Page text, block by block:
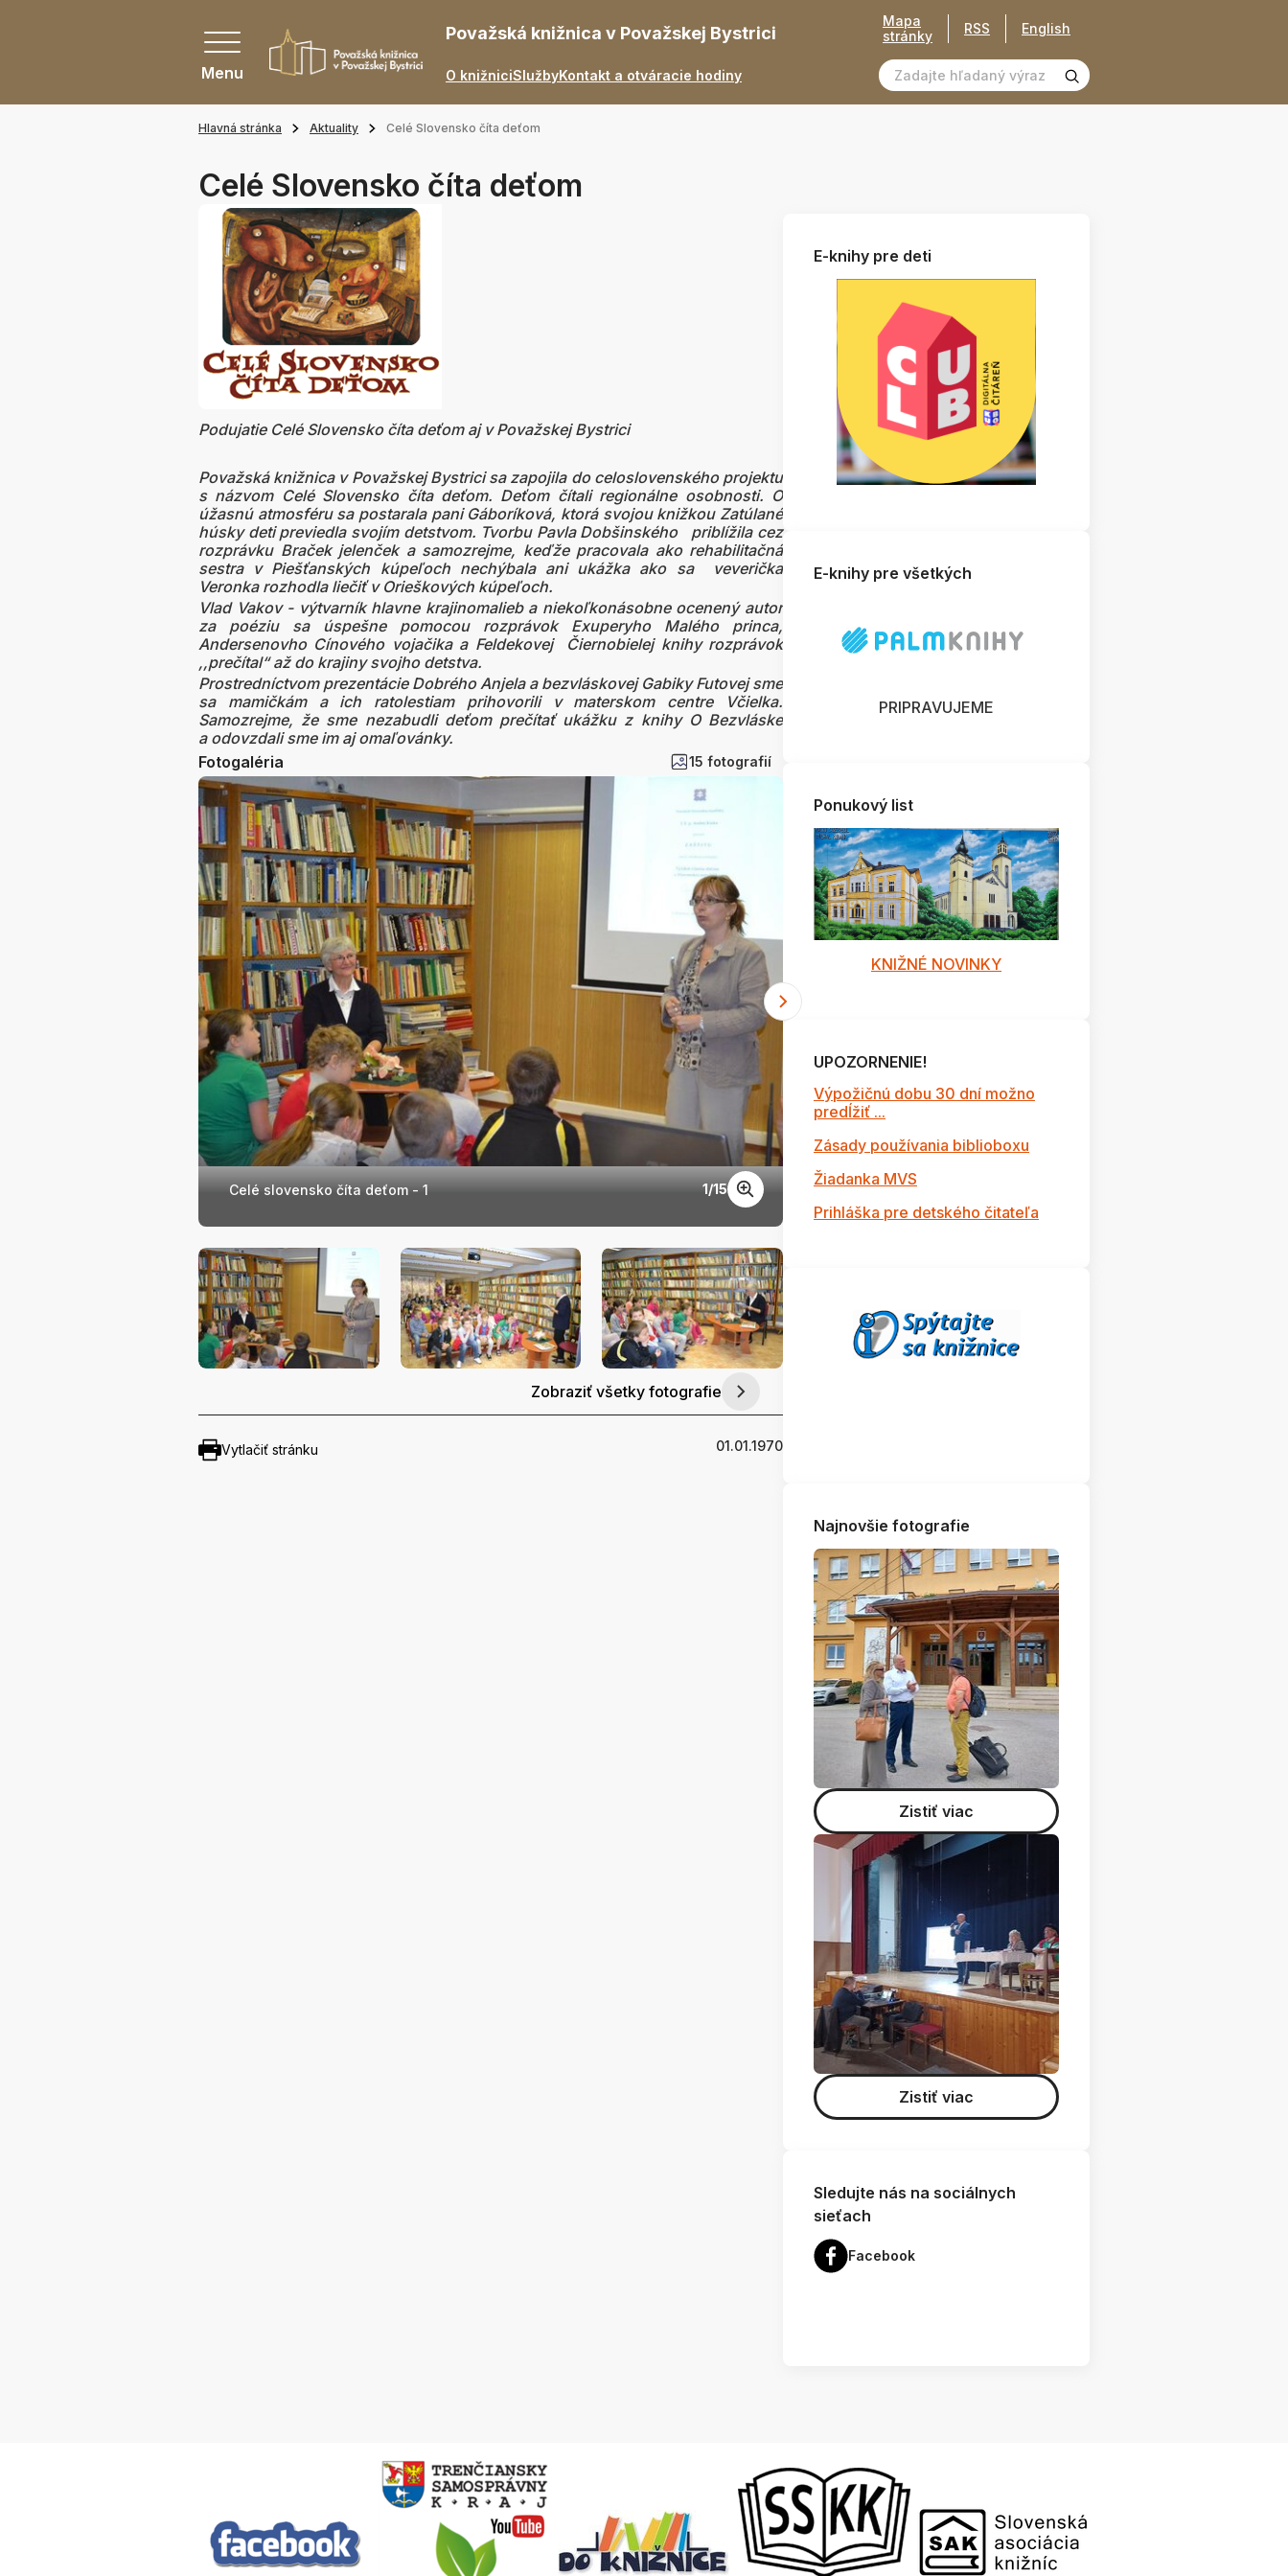
Menu
Považská knižnica v Považskej Bystrici
O knižniciSlužbyKontakt a otváracie hodiny
Mapa
stránky
RSS English
Hlavná stránka Aktuality Celé Slovensko číta deťom
Celé Slovensko číta deťom
Podujatie Celé Slovensko číta deťom aj v Považskej Bystrici
Považská knižnica v Považskej Bystrici sa zapojila do celoslovenského projektu
s názvom Celé Slovensko číta deťom. Deťom čítali regionálne osobnosti. O
úžasnú atmosféru sa postarala pani Gáboríková, ktorá svojou knižkou Zatúlané
húsky deti previedla svojím detstvom. Tvorbu Pavla Dobšinského priblížila cez
rozprávku Braček jelenček a samozrejme, keďže pracovala ako rehabilitačná
sestra v Piešťanských kúpeľoch nechýbala ani ukážka ako sa veverička
Veronka rozhodla liečiť v Orieškových kúpeľoch.
Vlad Vakov - výtvarník hlavne krajinomalieb a niekoľkonásobne ocenený autor
za poéziu sa úspešne pomocou rozprávok Exuperyho Malého princa,
Andersenovho Cínového vojačika a Feldekovej Čiernobielej knihy rozprávok
,,prečítal“ až do krajiny svojho detstva.
Prostredníctvom prezentácie Dobrého Anjela a bezvláskovej Gabiky Futovej sme
sa mamičkám a ich ratolestiam prihovorili v materskom centre Včielka.
Samozrejme, že sme nezabudli deťom prečítať ukážku z knihy O Bezvláske
a odovzdali sme im aj omaľovánky.
Fotogaléria
15 fotografií
Celé slovensko číta deťom - 1 Celé slovensko číta deťom - 2
1/15
Zobraziť všetky fotografie
Vytlačiť stránku 01.01.1970
E-knihy pre deti
E-knihy pre všetkých
PRIPRAVUJEME
Ponukový list
KNIŽNÉ NOVINKY
UPOZORNENIE!
Výpožičnú dobu 30 dní možno
predĺžiť ...
Zásady používania biblioboxu
Žiadanka MVS
Prihláška pre detského čitateľa
Najnovšie fotografie
Zistiť viac
Zistiť viac
Sledujte nás na sociálnych
sieťach
Facebook